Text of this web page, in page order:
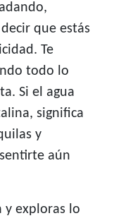
que estás
Te
todo lo
Si el agua
significa
y
aún
y exploras lo